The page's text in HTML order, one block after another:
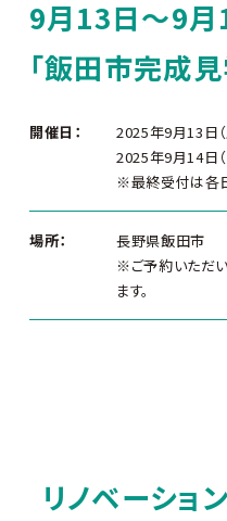
9月13日～9
「飯田市完成見
開催日：
2025年9月13日
2025年9月14日
※最終受付は各
場所：
長野県飯田市
※ご予約いただ
ます。
リノベーショ